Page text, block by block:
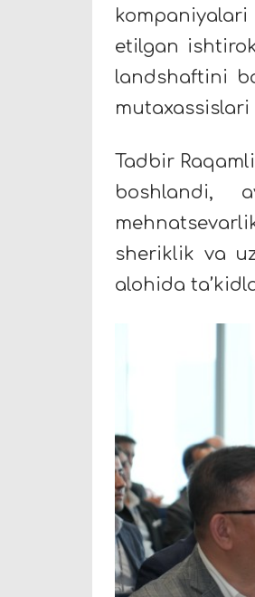
etilgan
landshaftini
Tadbir
boshlandi,
sheriklik va
alohida